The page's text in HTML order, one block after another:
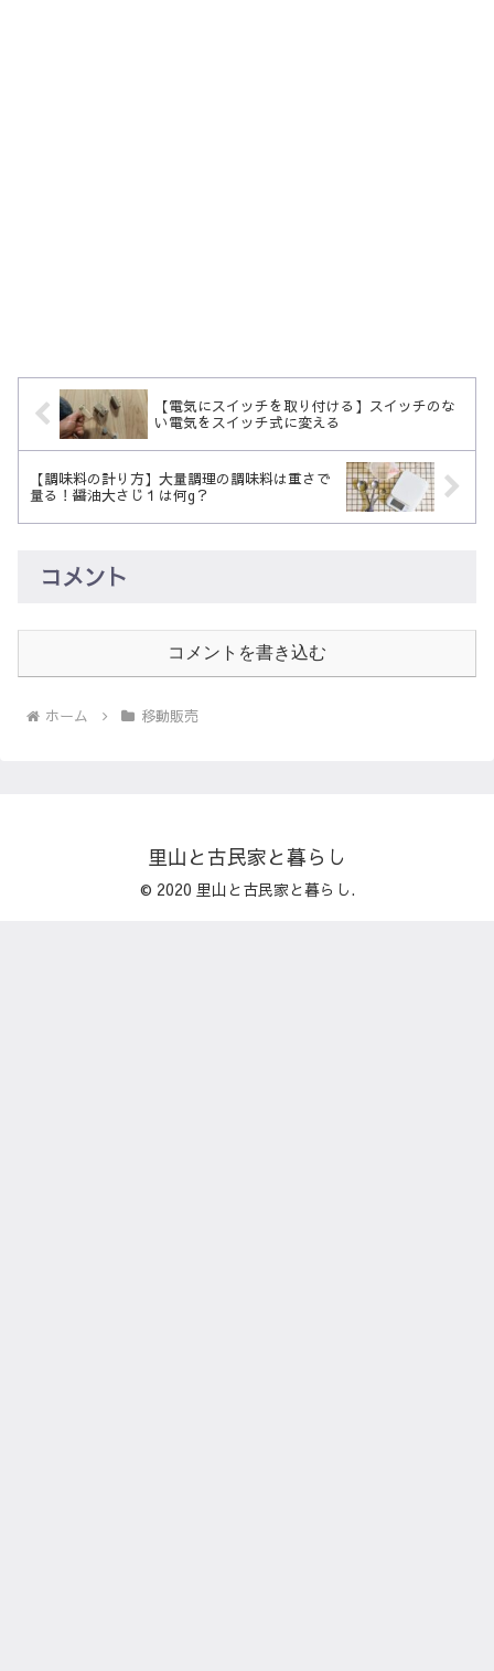
【電気にスイッチを取り付ける】スイッチのな
い電気をスイッチ式に変える
【調味料の計り方】大量調理の調味料は重さで
量る！醤油大さじ１は何g？
コメント
コメントを書き込む
ホーム 移動販売
里山と古民家と暮らし
© 2020 里山と古民家と暮らし.